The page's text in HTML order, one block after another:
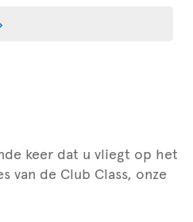
keer dat u vliegt op het
van de Club Class, onze